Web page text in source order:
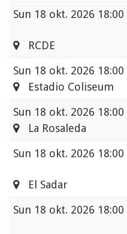
Sun 18 okt. 2026 18:00
RCDE
Sun 18 okt. 2026 18:00
Estadio Coliseum
Sun 18 okt. 2026 18:00
La Rosaleda
Sun 18 okt. 2026 18:00
El Sadar
Sun 18 okt. 2026 18:00